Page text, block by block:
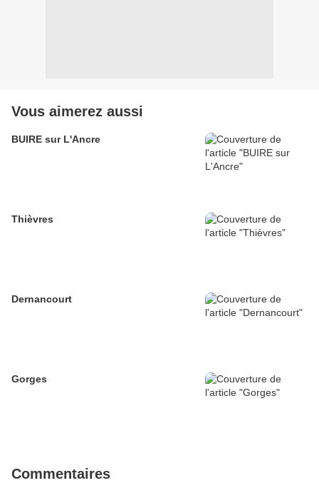
Vous aimerez aussi
BUIRE sur L'Ancre
Thièvres
Dernancourt
Gorges
Commentaires